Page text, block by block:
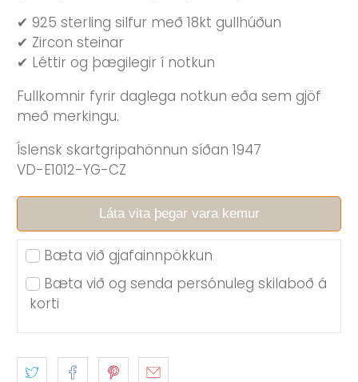
✔ 925 sterling silfur með 18kt gullhúðun
✔ Zircon steinar
✔ Léttir og þægilegir í notkun
Fullkomnir fyrir daglega notkun eða sem gjöf
með merkingu.
Íslensk skartgripahönnun síðan 1947
VD-E1012-YG-CZ
Láta vita þegar vara kemur
Bæta við gjafainnpökkun
Bæta við og senda persónuleg skilaboð á
korti